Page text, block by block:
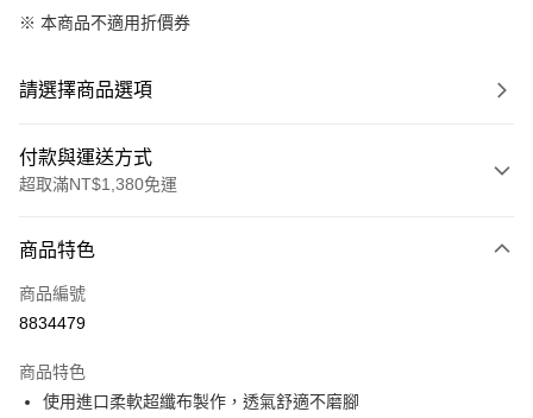
※ 本商品不適用折價券
請選擇商品選項
付款與運送方式
超取滿NT$1,380免運
信用卡一次付款
信用卡分期付款
合作金庫商業銀行
華南商業銀行
彰化商業銀行
超商取貨付款
商品特色
商品編號
8834479
商品特色
使用進口柔軟超纖布製作，透氣舒適不磨腳